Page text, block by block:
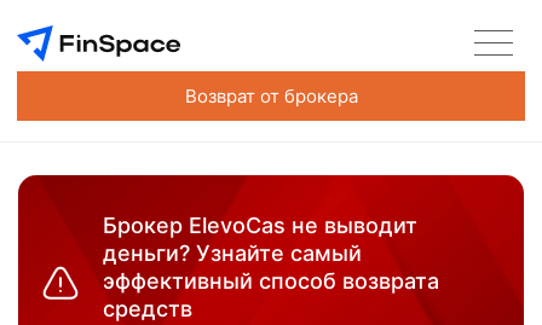
Возврат от брокера
Брокер ElevoCas не выводит
деньги? Узнайте самый
эффективный способ возврата
средств